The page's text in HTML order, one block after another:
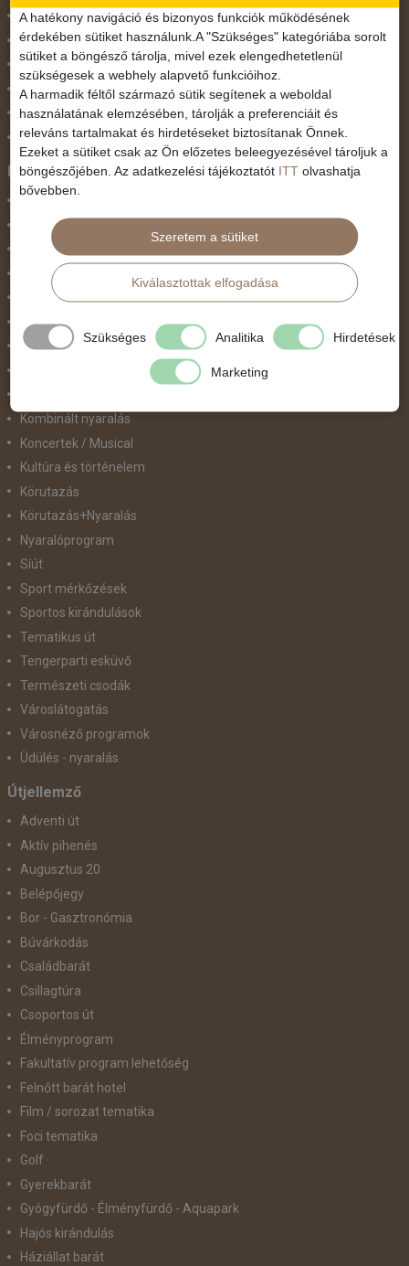
November 1.
Október 23.
Pünkösdi utazás
Szilveszter
Tavaszi szünet
Valentin nap
Programtípus
Belépőjegy
Egyéni út
Egzotikus út
Fesztiválok
Golfút
Gyalogtúra
Kombinált nyaralás
Koncertek / Musical
Kultúra és történelem
Körutazás
Körutazás+Nyaralás
Nyaralóprogram
Síút
Sport mérkőzések
Sportos kirándulások
Tematikus út
Tengerparti esküvő
Természeti csodák
Városlátogatás
Városnéző programok
Üdülés - nyaralás
Útjellemző
Adventi út
Aktív pihenés
Augusztus 20
Belépőjegy
Bor - Gasztronómia
Búvárkodás
Családbarát
Csillagtúra
Csoportos út
Élményprogram
Fakultatív program lehetőség
Felnőtt barát hotel
Film / sorozat tematika
Foci tematika
Golf
Gyerekbarát
Gyógyfürdő - Élményfürdő - Aquapark
Hajós kirándulás
Háziállat barát
A hatékony navigáció és bizonyos funkciók működésének
érdekében sütiket használunk.A "Szükséges" kategóriába sorolt
sütiket a böngésző tárolja, mivel ezek elengedhetetlenül
szükségesek a webhely alapvető funkcióihoz.
A harmadik féltől származó sütik segítenek a weboldal
használatának elemzésében, tárolják a preferenciáit és
releváns tartalmakat és hirdetéseket biztosítanak Önnek.
Ezeket a sütiket csak az Ön előzetes beleegyezésével tároljuk a
böngészőjében. Az adatkezelési tájékoztatót ITT olvashatja
bővebben.
Szeretem a sütiket
Kiválasztottak elfogadása
Szükséges Analitika Hirdetések
Marketing